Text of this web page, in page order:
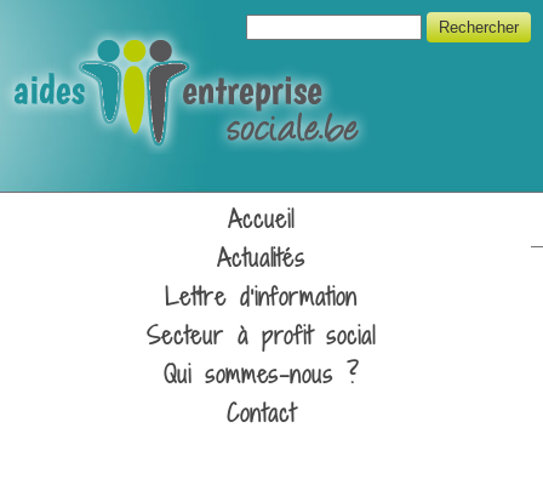
Unipso
Formulaire de recherche
Rechercher
Accueil
Actualités
Lettre d'information
Secteur à profit social
Qui sommes-nous ?
Contact